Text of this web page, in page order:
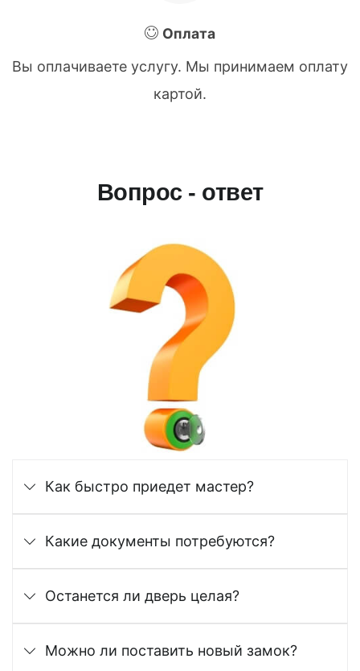
Оплата
Вы оплачиваете услугу. Мы принимаем оплату
картой.
Вопрос - ответ
Как быстро приедет мастер?
Какие документы потребуются?
Останется ли дверь целая?
Можно ли поставить новый замок?